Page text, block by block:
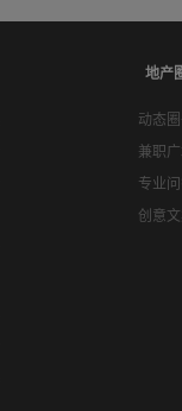
地产
动态
兼职
专业
创意